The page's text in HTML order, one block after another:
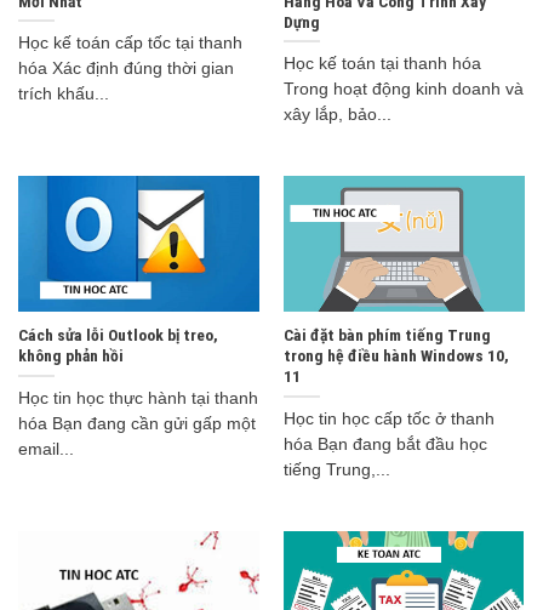
Học kế toán cấp tốc tại thanh
hóa Xác định đúng thời gian
trích khấu...
Dựng
Học kế toán tại thanh hóa
Trong hoạt động kinh doanh và
xây lắp, bảo...
Cách sửa lỗi Outlook bị treo,
không phản hồi
Học tin học thực hành tại thanh
hóa Bạn đang cần gửi gấp một
email...
Cài đặt bàn phím tiếng Trung
trong hệ điều hành Windows 10,
11
Học tin học cấp tốc ở thanh
hóa Bạn đang bắt đầu học
tiếng Trung,...